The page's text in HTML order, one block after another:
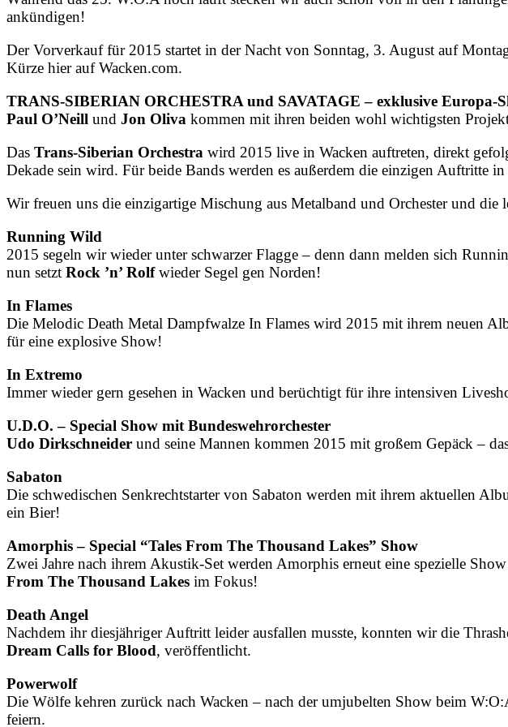
ankündigen!
Der Vorverkauf für 2015 startet in der Nacht von Sonntag, 3. August auf
Kürze hier auf Wacken.com.
TRANS-SIBERIAN ORCHESTRA und SAVATAGE – exklusive Europa-
Paul O’Neill und Jon Oliva kommen mit ihren beiden wohl wichtigsten
Das Trans-Siberian Orchestra wird 2015 live in Wacken auftreten, direkt
Dekade sein wird. Für beide Bands werden es außerdem die einzigen Auftritte
Wir freuen uns die einzigartige Mischung aus Metalband und Orchester und
Running Wild
2015 segeln wir wieder unter schwarzer Flagge – denn dann melden sich
nun setzt Rock ’n’ Rolfwieder Segel gen Norden!
In Flames
Die Melodic Death Metal Dampfwalze In Flames wird 2015 mit ihrem neuen
für eine explosive Show!
In Extremo
Immer wieder gern gesehen in Wacken und berüchtigt für ihre intensiven
U.D.O. – Special Show mit Bundeswehrorchester
Udo Dirkschneider und seine Mannen kommen 2015 mit großem Gepäck –
Sabaton
Die schwedischen Senkrechtstarter von Sabaton werden mit ihrem aktuellen
ein Bier!
Amorphis – Special “Tales From The Thousand Lakes” Show
Zwei Jahre nach ihrem Akustik-Set werden Amorphis erneut eine spezielle
From The Thousand Lakes im Fokus!
Death Angel
Nachdem ihr diesjähriger Auftritt leider ausfallen musste, konnten wir die
Dream Calls for Blood, veröffentlicht.
Powerwolf
Die Wölfe kehren zurück nach Wacken – nach der umjubelten Show beim
feiern.